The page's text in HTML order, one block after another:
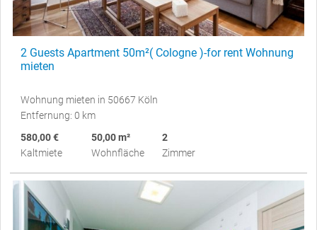
2 Guests Apartment 50m²( Cologne )-for rent Wohnung
mieten
Wohnung mieten in 50667 Köln
Entfernung: 0 km
580,00 €
Kaltmiete
50,00 m²
Wohnfläche
2
Zimmer